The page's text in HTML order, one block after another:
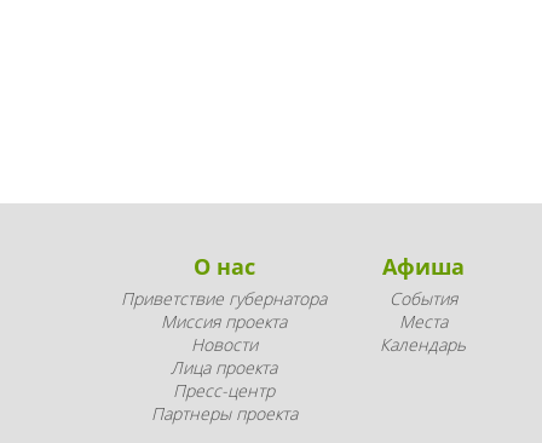
О нас
Приветствие губернатора
Миссия проекта
Новости
Лица проекта
Пресс-центр
Партнеры проекта
Афиша
События
Места
Календарь